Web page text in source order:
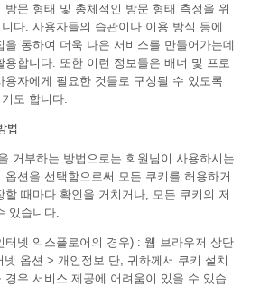
방문 형태 및 총체적인 방문 형태 측정을 위
다. 사용자들의 습관이나 이용 방식 등에
을 통하여 더욱 나은 서비스를 만들어가는데
용합니다. 또한 이런 정보들은 배너 및 프로
용자에게 필요한 것들로 구성될 수 있도록
도 합니다.
법
거부하는 방법으로는 회원님이 사용하시는
옵션을 선택함으로써 모든 쿠키를 허용하거
할 때마다 확인을 거치거나, 모든 쿠키의 저
있습니다.
터넷 익스플로어의 경우) : 웹 브라우저 상단
넷 옵션 > 개인정보 단, 귀하께서 쿠키 설치
경우 서비스 제공에 어려움이 있을 수 있습